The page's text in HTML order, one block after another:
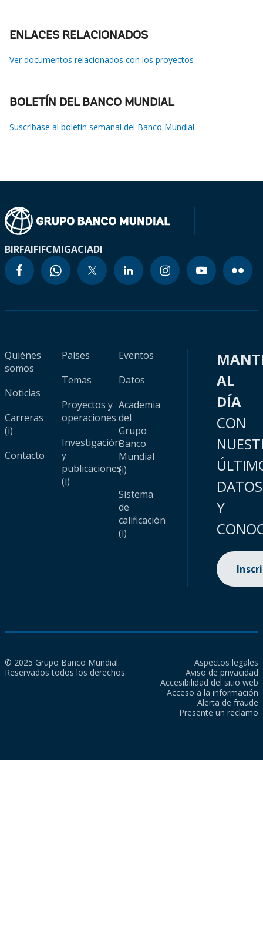
ENLACES RELACIONADOS
Ver documentos relacionados con los proyectos
BOLETÍN DEL BANCO MUNDIAL
Suscríbase al boletín semanal del Banco Mundial
BIRFAIFIFCMIGACIADI
Quiénes
somos
Noticias
Carreras
(i)
Contacto
Países
Temas
Proyectos y
operaciones
Investigación
y
publicaciones
(i)
Eventos
Datos
Academia
del
Grupo
Banco
Mundial
(i)
Sistema
de
calificación
(i)
AL
DÍA
CON
DATOS
Y
© 2025 Grupo Banco Mundial.
Reservados todos los derechos.
Aspectos legales
Aviso de privacidad
Accesibilidad del sitio web
Acceso a la información
Alerta de fraude
Presente un reclamo